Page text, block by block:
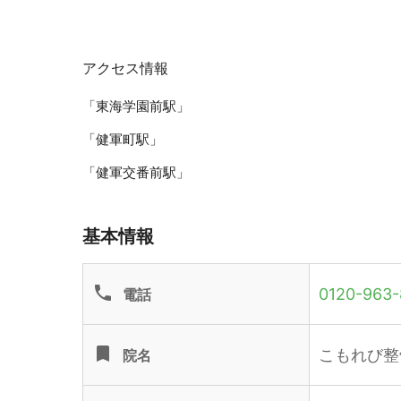
アクセス情報
「東海学園前駅」
「健軍町駅」
「健軍交番前駅」
基本情報
phone 電話 0120-
turned_in 院名 こもれび